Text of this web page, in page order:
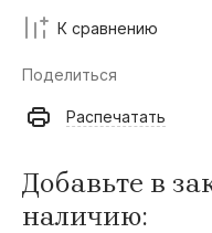
К сравнению
Поделиться
Распечатать
Добавьте в
наличию: